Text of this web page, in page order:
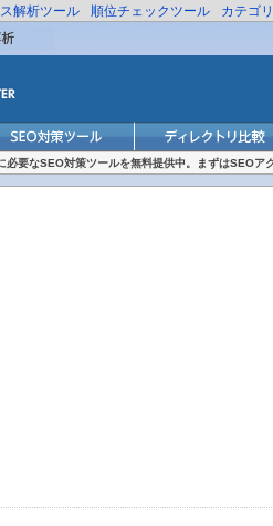
解析ツール 順位チェックツール カテゴ
要なSEO対策ツールを無料提供中。まずはSEOア